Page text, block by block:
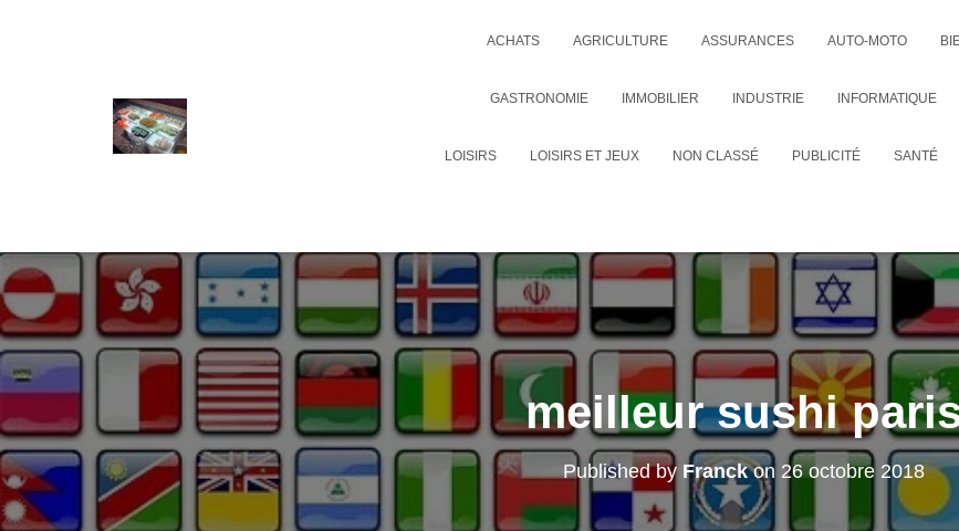
ACHATS AGRICULTURE ASSURANCES AUTO-MOTO
GASTRONOMIE IMMOBILIER INDUSTRIE INFORMATIQUE
LOISIRS LOISIRS ET JEUX NON CLASSÉ PUBLICITÉ SANTÉ
meilleur sushi
Published by Franckon 26 octobre 2018